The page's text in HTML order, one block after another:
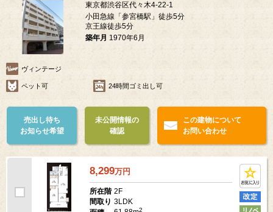
東京都渋谷区代々木4-22-1
小田急線「参宮橋駅」徒歩5分
京王線徒歩5分
築年月 1970年6月
ヴィンテージ
ペット可 24時間ゴミ出し可
売出し待ち
お知らせ希望
未公開情報の
確認
この建物について
お問い合わせ
8,299万円
所在階 2F
間取り 3LDK
2